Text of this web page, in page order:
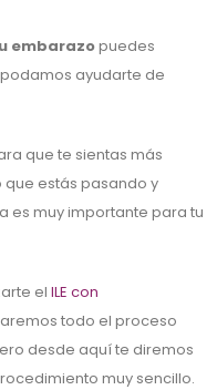
embarazopuedes
ayudarte de
que te sientas más
estás pasando y
es muy importante para tu
el ILE con
todo el proceso
desde aquí te diremos
muy sencillo.